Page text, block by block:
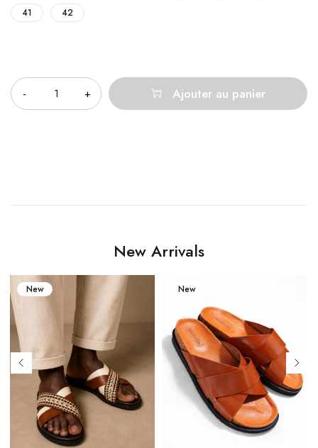
41
42
Ajouter au panier
New Arrivals
New New